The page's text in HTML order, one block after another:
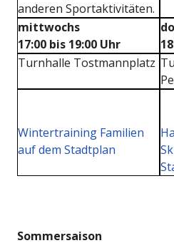
anderen Sportaktivitäten.
mittwochs
17:00 bis 19:00 Uhr
Turnhalle Tostmannplatz
Wintertraining Familien
auf dem Stadtplan
Sommersaison